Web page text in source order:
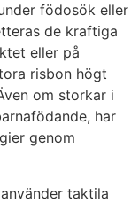
födosök eller
de kraftiga
eller på
risbon högt
om storkar i
har
genom
taktila